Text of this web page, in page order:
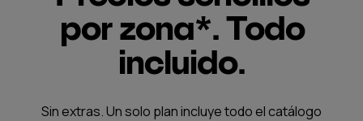
por zona*. Todo
incluido.
Sin extras. Un solo plan incluye todo el catálogo